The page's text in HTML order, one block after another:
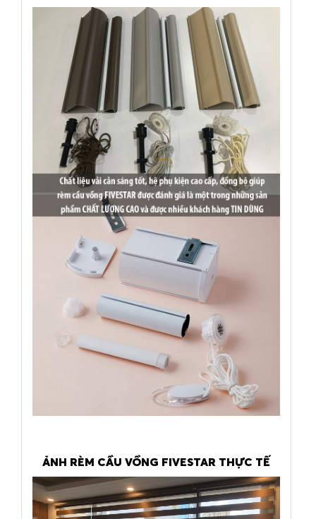
ẢNH RÈM CẦU VỒNG FIVESTAR THỰC TẾ